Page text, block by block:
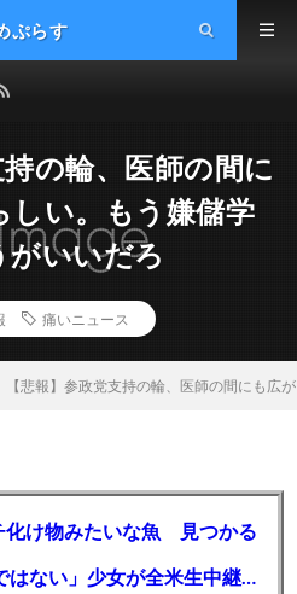
ぷらす
持の輪、医師の間に
しい。もう嫌儲学
がいいだろ
痛いニュース
【悲報】参政党支持の輪、医師の間にも広
化け物みたいな魚 見つかる
【MLB】「大谷は謙虚ではない」少女が全米生中継で突然の大谷翔平批判 サイン無視された過去明かす